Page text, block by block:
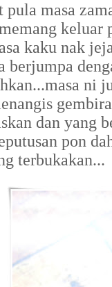
pula masa
keluar
kaku nak
berjumpa
ni
dan yang
pon
terbukakan...